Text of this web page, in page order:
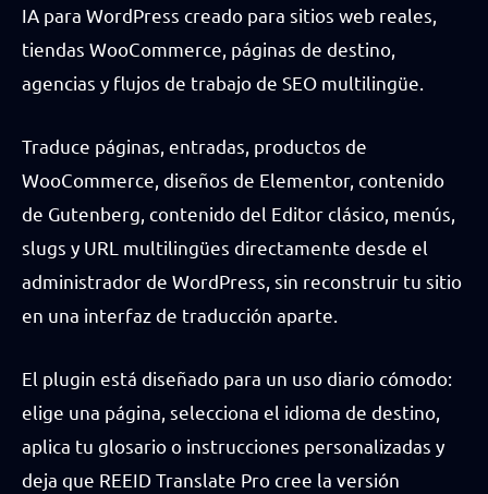
IA para WordPress creado para sitios web reales,
tiendas WooCommerce, páginas de destino,
agencias y flujos de trabajo de SEO multilingüe.
Traduce páginas, entradas, productos de
WooCommerce, diseños de Elementor, contenido
de Gutenberg, contenido del Editor clásico, menús,
slugs y URL multilingües directamente desde el
administrador de WordPress, sin reconstruir tu sitio
en una interfaz de traducción aparte.
El plugin está diseñado para un uso diario cómodo:
elige una página, selecciona el idioma de destino,
aplica tu glosario o instrucciones personalizadas y
deja que REEID Translate Pro cree la versión